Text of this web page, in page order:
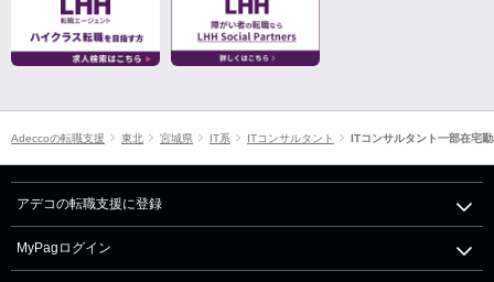
Adeccoの転職支援 東北 宮城県 IT系 ITコンサルタント ITコンサルタント一部在宅
アデコの転職支援に登録
MyPagログイン